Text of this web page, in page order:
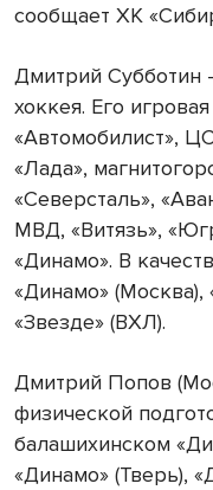
сообщает ХК
Дмитрий Субботин
хоккея. Его
«Автомобилист»,
«Лада»,
«Северсталь»,
МВД, «Витязь»,
«Динамо». В
«Динамо» (Москва),
«Звезде» (ВХЛ).
Дмитрий Попов
физической
балашихинском
«Динамо» (Тверь),